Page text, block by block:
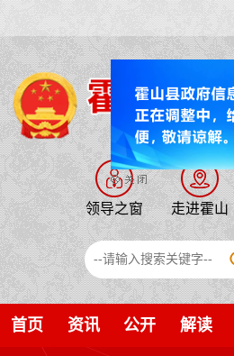
领导之窗 走进霍山
首页 资讯 公开 解读